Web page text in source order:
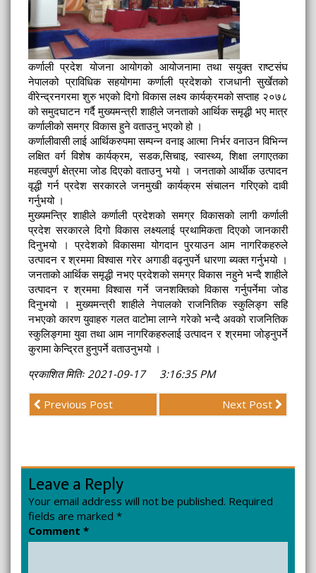
कर्णाली प्रदेश योजना आयोगको आयोजनामा तथा सयुक्त राष्टसंघ
नेपालको प्राविधिक सहयोगमा कर्णाली प्रदेशको राजधानी सुर्खेतको
वीरेन्द्रनगरमा शुरु भएको दिगो विकास लक्ष्य कार्यक्रमको सप्ताह २०७८
को समुदघाटन गर्दै मुख्यमन्त्री शाहीले जनताको आर्थिक समृद्धी भए मात्र
कर्णालीको समग्र विकास हुने वताउनु भएको हो ।
कर्णालीवासी लाई आर्थिकरुपमा सम्पन्न वनाइ आत्मा निर्भर वनाउन विभिन्न
लक्षित वर्ग विशेष कार्यक्रम, सडक,सिचाइ, स्वास्थ्य, शिक्षा लगाएतका
महत्वपुर्ण क्षेत्रमा जोड दिएको वताउनु भयो । जनताको आर्थीक उत्पादन
वृद्धी गर्न प्रदेश सरकारले जनमुखी कार्यक्रम संचालन गरिएको दावी
गर्नुभयो ।
मुख्यमन्त्रि शाहीले कर्णाली प्रदेशको समग्र विकासको लागी कर्णाली
प्रदेश सरकारले दिगो विकास लक्ष्यलाई प्रथामिकता दिएको जानकारी
दिनुभयो । प्रदेशको विकासमा योगदान पुरयाउन आम नागरिकहरुले
उत्पादन र श्रममा विश्वास गरेर अगाडी वढ्नुपर्ने धारणा ब्यक्त गर्नुभयो ।
जनताको आर्थिक समृद्धी नभए प्रदेशको समग्र विकास नहुने भन्दै शाहीले
उत्पादन र श्रममा विश्वास गर्ने जनशक्तिको विकास गर्नुपर्नेमा जोड
दिनुभयो । मुख्यमन्त्री शाहीले नेपालको राजनितिक स्कुलिङ्ग सहि
नभएको कारण युवाहरु गलत वाटोमा लाग्ने गरेको भन्दै अवको राजनितिक
स्कुलिङ्गमा युवा तथा आम नागरिकहरुलाई उत्पादन र श्रममा जोड्नुपर्ने
कुरामा केन्द्रित हुनुपर्ने वताउनुभयो ।
प्रकाशित मितिः 2021-09-17 3:16:35 PM
Previous Post Next Post
Leave a Reply
Your email address will not be published. Required
fields are marked *
Comment *